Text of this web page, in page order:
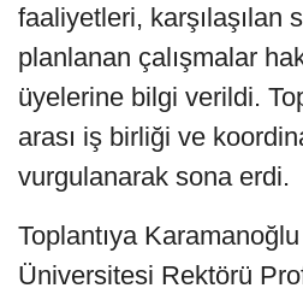
faaliyetleri, karşılaşılan
planlanan çalışmalar
üyelerine bilgi verildi.
arası iş birliği ve
vurgulanarak sona erdi.
Toplantıya
Üniversitesi Rektörü